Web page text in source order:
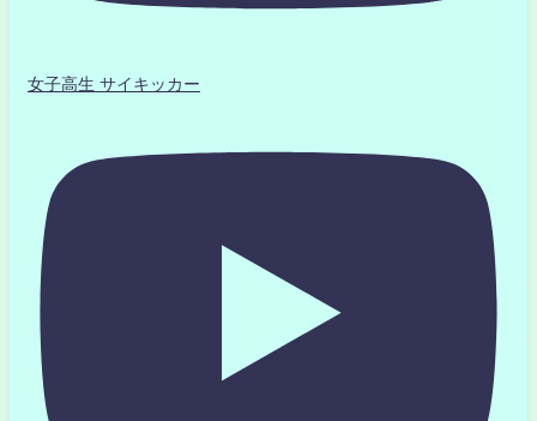
女子高生 サイキッカー